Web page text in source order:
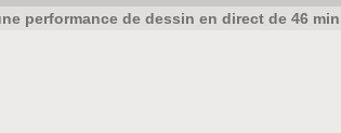
performance de dessin en direct de 46